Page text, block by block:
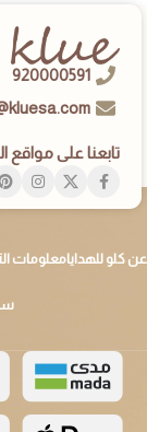
920000591
تابعنا على مواقع
عن كلو للهدايامعلومات